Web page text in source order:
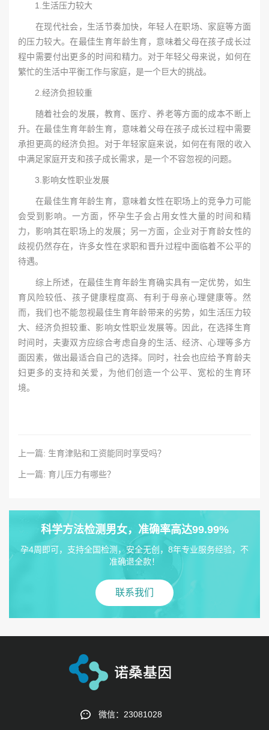
1.生活压力较大
在现代社会，生活节奏加快，年轻人在职场、家庭等方面
的压力较大。在最佳生育年龄生育，意味着父母在孩子成长过
程中需要付出更多的时间和精力。对于年轻父母来说，如何在
繁忙的生活中平衡工作与家庭，是一个巨大的挑战。
2.经济负担较重
随着社会的发展，教育、医疗、养老等方面的成本不断上
升。在最佳生育年龄生育，意味着父母在孩子成长过程中需要
承担更高的经济负担。对于年轻家庭来说，如何在有限的收入
中满足家庭开支和孩子成长需求，是一个不容忽视的问题。
3.影响女性职业发展
在最佳生育年龄生育，意味着女性在职场上的竞争力可能
会受到影响。一方面，怀孕生子会占用女性大量的时间和精
力，影响其在职场上的发展；另一方面，企业对于育龄女性的
歧视仍然存在，许多女性在求职和晋升过程中面临着不公平的
待遇。
综上所述，在最佳生育年龄生育确实具有一定优势，如生
育风险较低、孩子健康程度高、有利于母亲心理健康等。然
而，我们也不能忽视最佳生育年龄带来的劣势，如生活压力较
大、经济负担较重、影响女性职业发展等。因此，在选择生育
时间时，夫妻双方应综合考虑自身的生活、经济、心理等多方
面因素，做出最适合自己的选择。同时，社会也应给予育龄夫
妇更多的支持和关爱，为他们创造一个公平、宽松的生育环
境。
上一篇: 生育津贴和工资能同时享受吗？
上一篇: 育儿压力有哪些？
科学方法检测男女，准确率高达99.99%
孕4周即可，支持全国检测，安全无创，8年专业服务经验，不
准确退全款！
联系我们
微信：23081028